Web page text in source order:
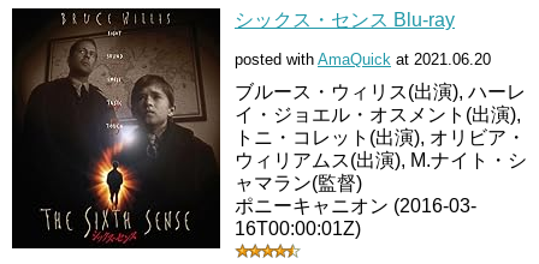
シックス・センス Blu-ray
posted with AmaQuick at 2021.06.20
ブルース・ウィリス(出演), ハーレ
イ・ジョエル・オスメント(出演),
トニ・コレット(出演), オリビア・
ウィリアムス(出演), M.ナイト・シ
ャマラン(監督)
ポニーキャニオン (2016-03-
16T00:00:01Z)